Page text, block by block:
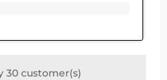
30 customer(s)